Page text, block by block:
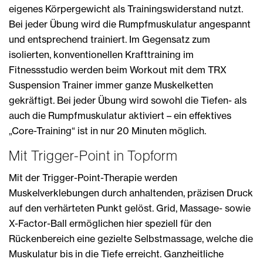
eigenes Körpergewicht als Trainingswiderstand nutzt.
Bei jeder Übung wird die Rumpfmuskulatur angespannt
und entsprechend trainiert. Im Gegensatz zum
isolierten, konventionellen Krafttraining im
Fitnessstudio werden beim Workout mit dem TRX
Suspension Trainer immer ganze Muskelketten
gekräftigt. Bei jeder Übung wird sowohl die Tiefen- als
auch die Rumpfmuskulatur aktiviert – ein effektives
„Core-Training“ ist in nur 20 Minuten möglich.
Mit Trigger-Point in Topform
Mit der Trigger-Point-Therapie werden
Muskelverklebungen durch anhaltenden, präzisen Druck
auf den verhärteten Punkt gelöst. Grid, Massage- sowie
X-Factor-Ball ermöglichen hier speziell für den
Rückenbereich eine gezielte Selbstmassage, welche die
Muskulatur bis in die Tiefe erreicht. Ganzheitliche